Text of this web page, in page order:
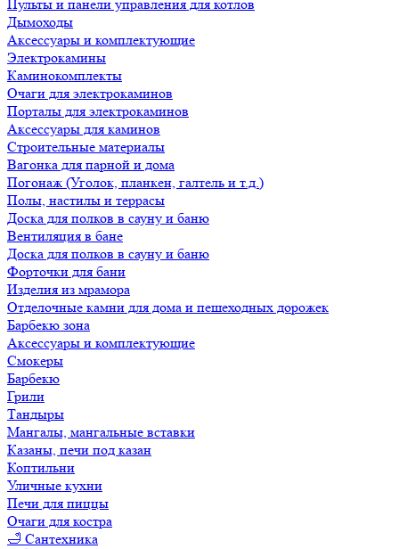
Пульты и панели управления для котлов
Дымоходы
Аксессуары и комплектующие
Электрокамины
Каминокомплекты
Очаги для электрокаминов
Порталы для электрокаминов
Аксессуары для каминов
Строительные материалы
Вагонка для парной и дома
Погонаж (Уголок, планкен, галтель и т.д.)
Полы, настилы и террасы
Доска для полков в сауну и баню
Вентиляция в бане
Доска для полков в сауну и баню
Форточки для бани
Изделия из мрамора
Отделочные камни для дома и пешеходных дорожек
Барбекю зона
Аксессуары и комплектующие
Смокеры
Барбекю
Грили
Тандыры
Мангалы, мангальные вставки
Казаны, печи под казан
Коптильни
Уличные кухни
Печи для пиццы
Очаги для костра
🛁 Сантехника